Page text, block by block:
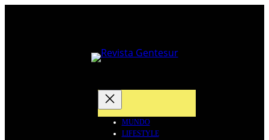
MUNDO
LIFESTYLE